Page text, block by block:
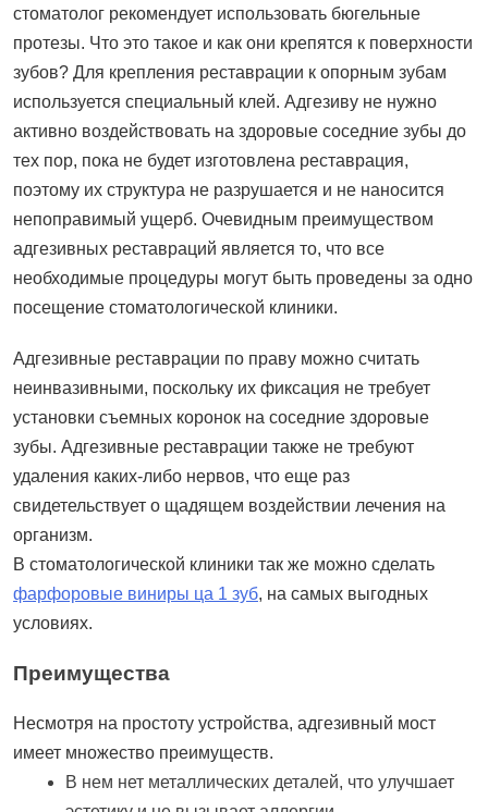
стоматолог рекомендует использовать бюгельные
протезы. Что это такое и как они крепятся к поверхности
зубов? Для крепления реставрации к опорным зубам
используется специальный клей. Адгезиву не нужно
активно воздействовать на здоровые соседние зубы до
тех пор, пока не будет изготовлена реставрация,
поэтому их структура не разрушается и не наносится
непоправимый ущерб. Очевидным преимуществом
адгезивных реставраций является то, что все
необходимые процедуры могут быть проведены за одно
посещение стоматологической клиники.
Адгезивные реставрации по праву можно считать
неинвазивными, поскольку их фиксация не требует
установки съемных коронок на соседние здоровые
зубы. Адгезивные реставрации также не требуют
удаления каких-либо нервов, что еще раз
свидетельствует о щадящем воздействии лечения на
организм.
В стоматологической клиники так же можно сделать
фарфоровые виниры ца 1 зуб, на самых выгодных
условиях.
Преимущества
Несмотря на простоту устройства, адгезивный мост
имеет множество преимуществ.
В нем нет металлических деталей, что улучшает